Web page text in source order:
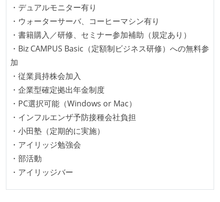
・デュアルモニター有り
・ウォーターサーバ、コーヒーマシン有り
・書籍購入／研修、セミナー参加補助（規定あり）
・Biz CAMPUS Basic（定額制ビジネス研修）への無料参
加
・従業員持株会加入
・企業型確定拠出年金制度
・PC選択可能（Windows or Mac）
・インフルエンザ予防接種会社負担
・小田塾（定期的に実施）
・アイリッジ勉強会
・部活動
・アイリッジバー